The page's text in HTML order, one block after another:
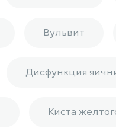
Вульвит
Дисфункция
Киста